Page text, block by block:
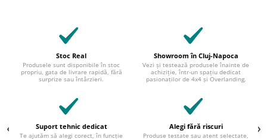
Stoc Real
Produsele sunt disponibile în stoc
propriu, gata de livrare rapidă, fără
surprize sau întârzieri.
Showroom în Cluj-Napoca
Vezi și testează produsele înainte de
achiziție, într-un spațiu dedicat
pasionaților de 4x4 și Overlanding.
Suport tehnic dedicat
Te ajutăm să alegi corect, în funcție
Alegi fără riscuri
Produse testate sau atent selectate,